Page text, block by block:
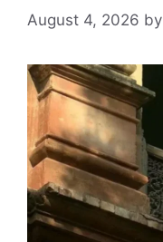
August 4, 2026 by